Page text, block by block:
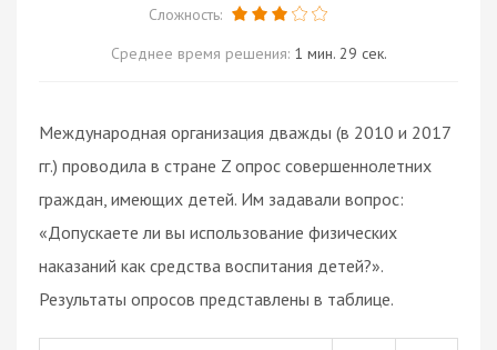
Сложность:
Среднее время решения: 1 мин. 29 сек.
Международная организация дважды (в 2010 и 2017
гг.) проводила в стране Z опрос совершеннолетних
граждан, имеющих детей. Им задавали вопрос:
«Допускаете ли вы использование физических
наказаний как средства воспитания детей?».
Результаты опросов представлены в таблице.